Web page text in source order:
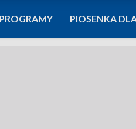
PROGRAMY PIOSENKA